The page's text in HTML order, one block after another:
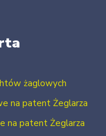
żaglowych
na patent Żeglarza
na patent Żeglarza